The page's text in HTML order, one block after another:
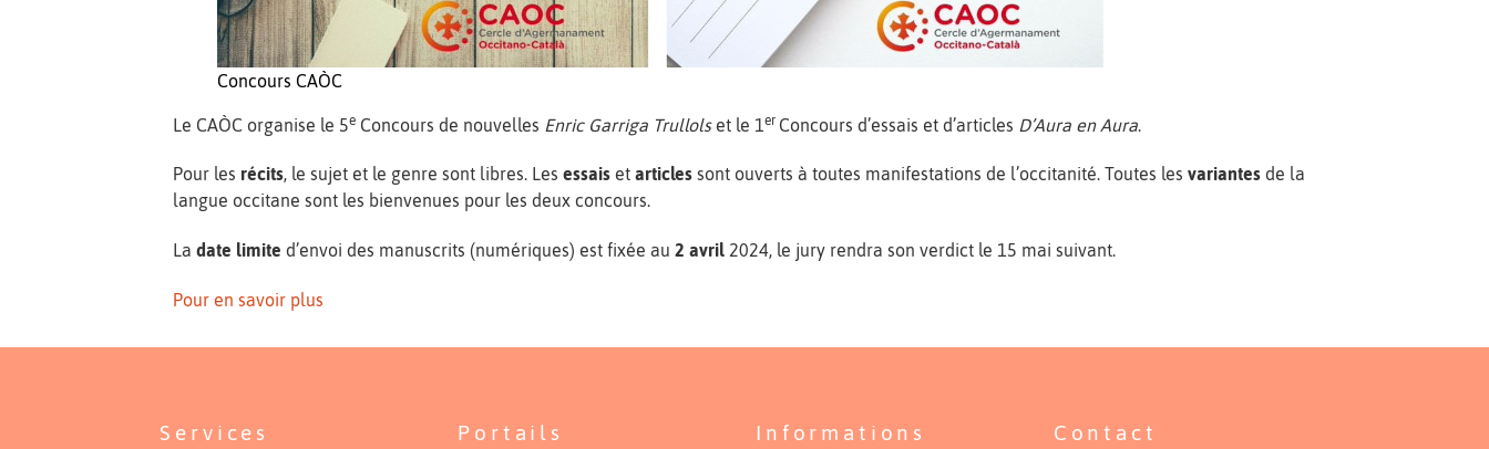
Concours CAÒC
Le CAÒC organise le 5e Concours de nouvelles Enric Garriga Trullols et le 1er Concours d’essais et d’articles D’Aura en Aura
Pour les récits, le sujet et le genre sont libres. Lesessais etarticlessont ouverts à toutes manifestations de l’occitanité. Toutes lesvariantesde la
langue occitane sont les bienvenues pour les deux concours.
Ladate limite d’envoi des manuscrits (numériques) est fixée au 2 avril 2024, le jury rendra son verdict le 15 mai suivant.
Pour en savoir plus
Services Portails Informations Contact